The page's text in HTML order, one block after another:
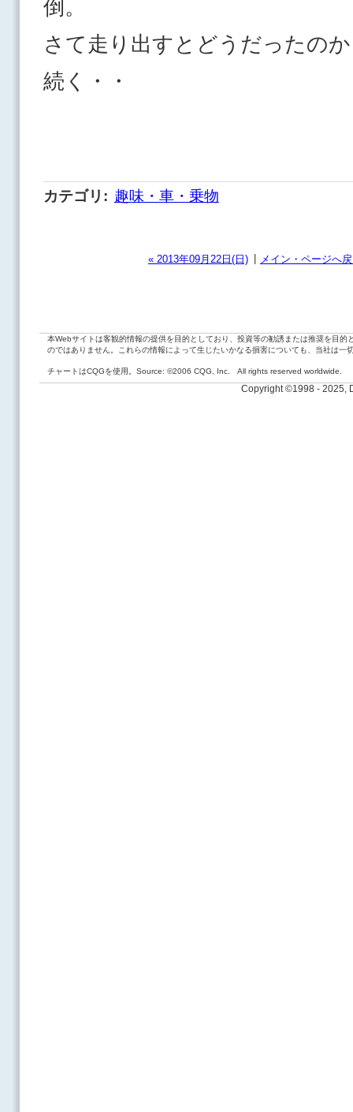
倒。
さて走り出すとどうだったの
続く・・
カテゴリ : 趣味・車・乗物
« 2013年09月22日(日) | メイン・ページへ
本Webサイトは客観的情報の提供を目的としており、投資等の勧誘または推奨を目
のではありません。これらの情報によって生じたいかなる損害についても、当社は一
チャートはCQGを使用。Source: ©2006 CQG, Inc. All rights reserved worldwide.
Copyright ©1998 - 2025,